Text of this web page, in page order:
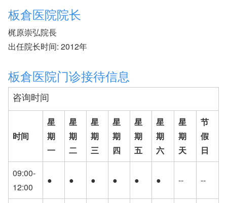
板倉医院院长
梶原崇弘院長
出任院长时间: 2012年
板倉医院门诊接待信息
咨询时间
时间
星
期
一
星
期
二
星
期
三
星
期
四
星
期
五
星
期
六
星
期
天
节
假
日
09:00-
12:00
● ● ● ● ● ● -- --